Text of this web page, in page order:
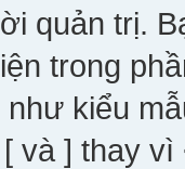
quản trị.
trong
kiểu
và ] thay